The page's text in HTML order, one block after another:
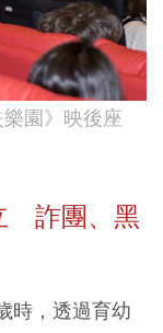
園》映後座
詐團、黑
時，透過育幼